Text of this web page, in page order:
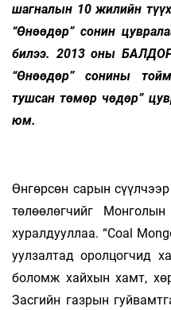
шагналын 10 жилийн
“Өнөөдөр” сонин
билээ. 2013 оны
“Өнөөдөр” сонины
тушсан төмөр чөдөр”
юм.
Өнгөрсөн сарын
төлөөлөгчийг
хуралдууллаа. “Coal
уулзалтад оролцогчид
боломж хайхын хамт,
Засгийн газрын